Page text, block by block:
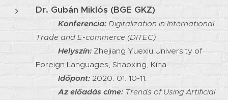
Dr. Gubán Miklós (BGE GKZ)
Konferencia: Digitalization in International
Trade and E-commerce (DITEC)
Helyszín: Zhejiang Yuexiu University of
Foreign Languages, Shaoxing, Kína
Időpont: 2020. 01. 10-11.
Az előadás címe: Trends of Using Artificial